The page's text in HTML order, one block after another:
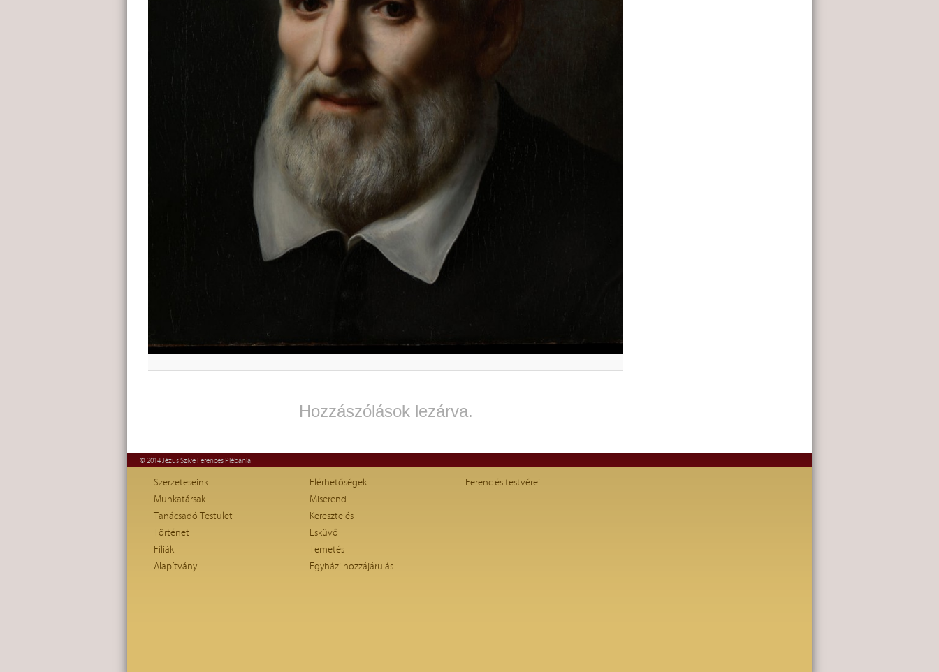
Hozzászólások lezárva.
© 2014 Jézus Szíve Ferences Plébánia
Szerzeteseink
Munkatársak
Tanácsadó Testület
Történet
Fíliák
Alapítvány
Elérhetőségek
Miserend
Keresztelés
Esküvő
Temetés
Egyházi hozzájárulás
Ferenc és testvérei